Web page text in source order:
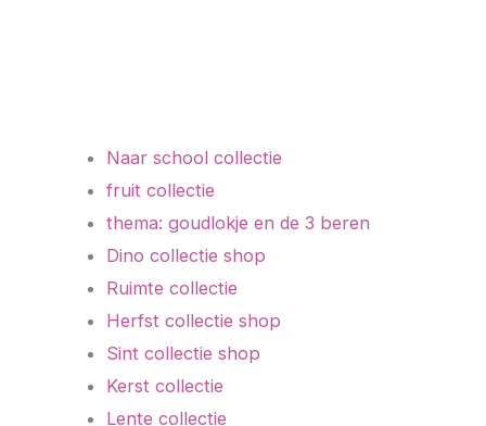
Naar school collectie
fruit collectie
thema: goudlokje en de 3 beren
Dino collectie shop
Ruimte collectie
Herfst collectie shop
Sint collectie shop
Kerst collectie
Lente collectie